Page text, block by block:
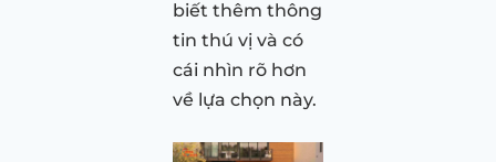
biết thêm thông
tin thú vị và có
cái nhìn rõ hơn
về lựa chọn này.